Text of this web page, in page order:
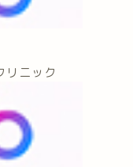
リニック